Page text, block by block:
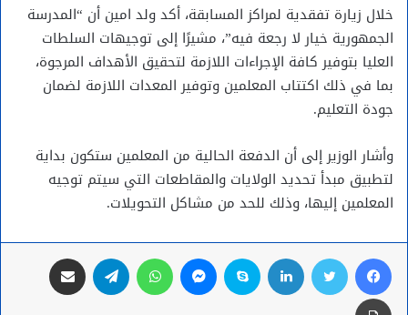
خلال زيارة تفقدية لمراكز المسابقة، أكد ولد امين أن “المدرسة
الجمهورية خيار لا رجعة فيه”، مشيرًا إلى توجيهات السلطات
العليا بتوفير كافة الإجراءات اللازمة لتحقيق الأهداف المرجوة،
بما في ذلك اكتتاب المعلمين وتوفير المعدات اللازمة لضمان
جودة التعليم.
وأشار الوزير إلى أن الدفعة الحالية من المعلمين ستكون بداية
لتطبيق مبدأ تحديد الولايات والمقاطعات التي سيتم توجيه
المعلمين إليها، وذلك للحد من مشاكل التحويلات.
فيسبوك تويتر لينكدإن سكايب ماسنجر واتساب تيلقرام
طباعة